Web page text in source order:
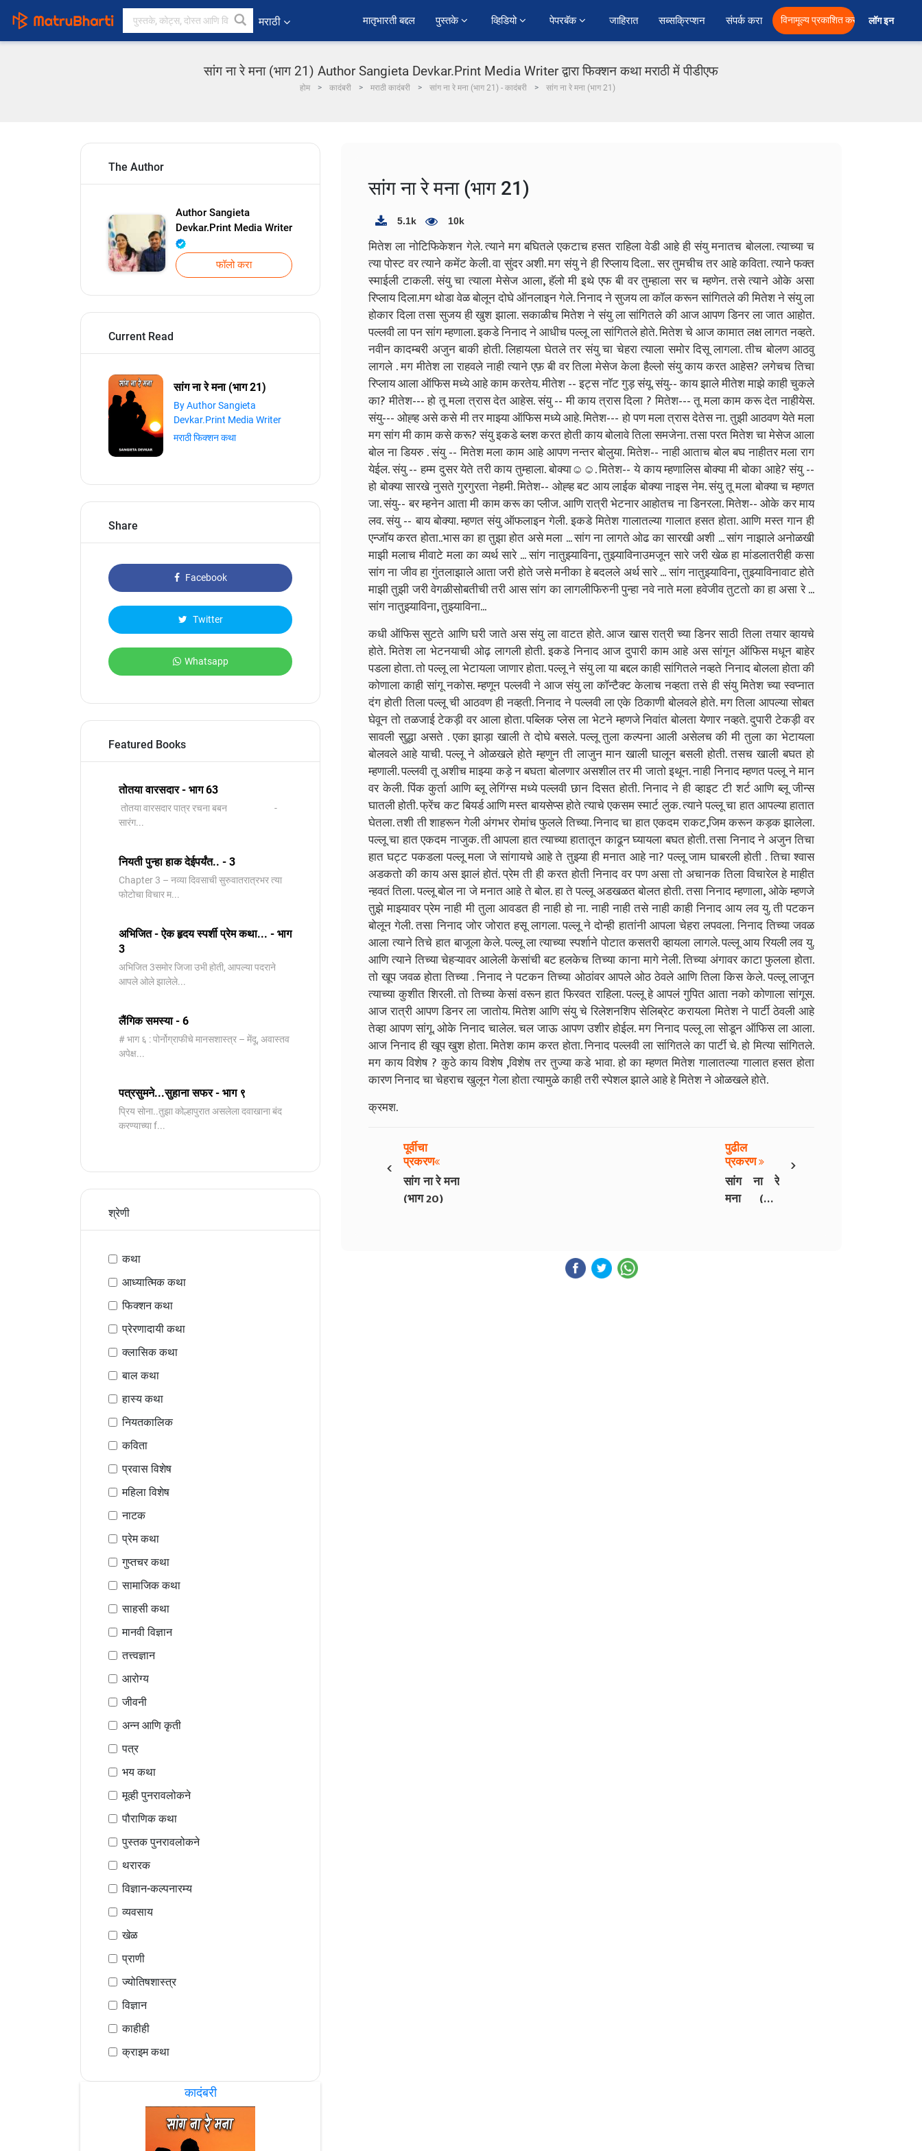
मराठी ﻿मातृभारती बद्दल पुस्तके व्हिडियो पेपरबॅक जाहिरात सब्सक्रिप्शन संपर्क करा विनामूल्य प्रकाशित करा लॉग इन
सांग ना रे मना (भाग 21) Author Sangieta Devkar.Print Media Writer द्वारा फिक्शन कथा मराठी में पीडीएफ
होम कादंबरी मराठी कादंबरी सांग ना रे मना (भाग 21) - कादंबरी सांग ना रे मना (भाग 21)
The Author
Author Sangieta
Devkar.Print Media Writer
फॉलो करा
Current Read
सांग ना रे मना (भाग 21)
By Author Sangieta
Devkar.Print Media Writer
मराठी फिक्शन कथा
Share
Facebook
Twitter
Whatsapp
Featured Books
तोतया वारसदार - भाग 63
तोतया वारसदार पात्र रचना बबन -
सारंग...
नियती पुन्हा हाक देईपर्यंत.. - 3
Chapter 3 – नव्या दिवसाची सुरुवातरात्रभर त्या
फोटोचा विचार म...
अभिजित - ऐक हृदय स्पर्शी प्रेम कथा... - भाग
3
️अभिजित ️3समोर जिजा उभी होती, आपल्या पदराने
आपले ओले झालेले...
लैंगिक समस्या - 6
# भाग ६ : पोर्नोग्राफीचे मानसशास्त्र – मेंदू, अवास्तव
अपेक्ष...
पत्रसुमने...सुहाना सफर - भाग ९
प्रिय सोना..तुझा कोल्हापुरात असलेला दवाखाना बंद
करण्याच्या f...
श्रेणी
कथा
आध्यात्मिक कथा
फिक्शन कथा
प्रेरणादायी कथा
क्लासिक कथा
बाल कथा
हास्य कथा
नियतकालिक
कविता
प्रवास विशेष
महिला विशेष
नाटक
प्रेम कथा
गुप्तचर कथा
सामाजिक कथा
साहसी कथा
मानवी विज्ञान
तत्त्वज्ञान
आरोग्य
जीवनी
अन्न आणि कृती
पत्र
भय कथा
मूव्ही पुनरावलोकने
पौराणिक कथा
पुस्तक पुनरावलोकने
थरारक
विज्ञान-कल्पनारम्य
व्यवसाय
खेळ
प्राणी
ज्योतिषशास्त्र
विज्ञान
काहीही
क्राइम कथा
कादंबरी
सांग ना रे मना (भाग 21)
5.1k 10k
मितेश ला नोटिफिकेशन गेले. त्याने मग बघितले एकटाच हसत राहिला वेडी आहे ही संयु मनातच बोलला. त्याच्या च
त्या पोस्ट वर त्याने कमेंट केली. वा सुंदर अशी. मग संयु ने ही रिप्लाय दिला.. सर तुमचीच तर आहे कविता. त्याने फक्त
स्माईली टाकली. संयु चा त्याला मेसेज आला, हॅलो मी इथे एफ बी वर तुम्हाला सर च म्हणेन. तसे त्याने ओके असा
रिप्लाय दिला.मग थोडा वेळ बोलून दोघे ऑनलाइन गेले. निनाद ने सुजय ला कॉल करून सांगितले की मितेश ने संयु ला
होकार दिला तसा सुजय ही खुश झाला. सकाळीच मितेश ने संयु ला सांगितले की आज आपण डिनर ला जात आहोत.
पल्लवी ला पन सांग म्हणाला. इकडे निनाद ने आधीच पल्लू ला सांगितले होते. मितेश चे आज कामात लक्ष लागत नव्हते.
नवीन कादम्बरी अजुन बाकी होती. लिहायला घेतले तर संयु चा चेहरा त्याला समोर दिसू लागला. तीच बोलण आठवु
लागले . मग मीतेश ला राहवले नाही त्याने एफ़ बी वर तिला मेसेज केला हैल्लो संयु काय करत आहेस? लगेचच तिचा
रिप्लाय आला ऑफिस मध्ये आहे काम करतेय. मीतेश -- इट्स नॉट गुड़ संयू. संयु-- काय झाले मीतेश माझे काही चुकले
का? मीतेश--- हो तू मला त्रास देत आहेस. संयु -- मी काय त्रास दिला ? मितेश--- तू मला काम करू देत नाहीयेस.
संयु--- ओह्ह असे कसे मी तर माझ्या ऑफिस मध्ये आहे. मितेश--- हो पण मला त्रास देतेस ना. तुझी आठवण येते मला
मग सांग मी काम कसे करू? संयु इकडे ब्लश करत होती काय बोलावे तिला समजेना. तसा परत मितेश चा मेसेज आला
बोल ना डियरु . संयु -- मितेश मला काम आहे आपण नन्तर बोलुया. मितेश-- नाही आताच बोल बघ नाहीतर मला राग
येईल. संयु -- हम्म दुसर येते तरी काय तुम्हाला. बोक्या☺️☺️. मितेश-- ये काय म्हणालिस बोक्या मी बोका आहे? संयु --
हो बोक्या सारखे नुसते गुरगुरता नेहमी. मितेश-- ओह्ह बट आय लाईक बोक्या नाइस नेम. संयु तू मला बोक्या च म्हणत
जा. संयु-- बर म्हनेन आता मी काम करू का प्लीज. आणि रात्री भेटनार आहोतच ना डिनरला. मितेश-- ओके कर माय
लव. संयु -- बाय बोक्या. म्हणत संयु ऑफलाइन गेली. इकडे मितेश गालातल्या गालात हसत होता. आणि मस्त गान ही
एन्जॉय करत होता..भास का हा तुझा होत असे मला ... सांग नालागते ओढ का सारखी अशी ... सांग नाझाले अनोळखी
माझी मलाच मीवाटे मला का व्यर्थ सारे ... सांग नातुझ्याविना, तुझ्याविनाउमजून सारे जरी खेळ हा मांडलातरीही कसा
सांग ना जीव हा गुंतलाझाले आता जरी होते जसे मनीका हे बदलले अर्थ सारे ... सांग नातुझ्याविना, तुझ्याविनावाट होते
माझी तुझी जरी वेगळीसोबतीची तरी आस सांग का लागलीफिरुनी पुन्हा नवे नाते मला हवेजीव तुटतो का हा असा रे ...
सांग नातुझ्याविना, तुझ्याविना...
कधी ऑफिस सुटते आणि घरी जाते अस संयु ला वाटत होते. आज खास रात्री च्या डिनर साठी तिला तयार व्हायचे
होते. मितेश ला भेटनयाची ओढ़ लागली होती. इकडे निनाद आज दुपारी काम आहे अस सांगून ऑफिस मधून बाहेर
पडला होता. तो पल्लू ला भेटायला जाणार होता.पल्लू ने संयु ला या बद्दल काही सांगितले नव्हते निनाद बोलला होता की
कोणाला काही सांगू नकोस. म्हणून पल्लवी ने आज संयु ला कॉन्टैक्ट केलाच नव्हता तसे ही संयु मितेश च्या स्वप्नात
दंग होती तिला पल्लू ची आठवण ही नव्हती. निनाद ने पल्लवी ला एके ठिकाणी बोलवले होते. मग तिला आपल्या सोबत
घेवून तो तळजाई टेकड़ी वर आला होता. पब्लिक प्लेस ला भेटने म्हणजे निवांत बोलता येणार नव्हते. दुपारी टेकड़ी वर
सावली सुद्धा असते . एका झाड़ा खाली ते दोघे बसले. पल्लू तुला कल्पना आली असेलच की मी तुला का भेटायला
बोलवले आहे याची. पल्लू ने ओळखले होते म्हणुन ती लाजुन मान खाली घालून बसली होती. तसच खाली बघत हो
म्हणाली. पल्लवी तू अशीच माझ्या कड़े न बघता बोलणार असशील तर मी जातो इथून. नाही निनाद म्हणत पल्लू ने मान
वर केली. पिंक कुर्ता आणि ब्लू लेगिंग्स मध्ये पल्लवी छान दिसत होती. निनाद ने ही व्हाइट टी शर्ट आणि ब्लू जीन्स
घातली होती. फ्रेंच कट बियर्ड आणि मस्त बायसेप्स होते त्याचे एकसम स्मार्ट लुक. त्याने पल्लू चा हात आपल्या हातात
घेतला. तशी ती शाहरून गेली अंगभर रोमांच फुलले तिच्या. निनाद चा हात एकदम राकट,जिम करून कड़क झालेला.
पल्लू चा हात एकदम नाजुक. ती आपला हात त्याच्या हातातून काढून घ्यायला बघत होती. तसा निनाद ने अजुन तिचा
हात घट्ट पकडला पल्लू मला जे सांगायचे आहे ते तुझ्या ही मनात आहे ना? पल्लू जाम घाबरली होती . तिचा श्वास
अडकतो की काय अस झालं होतं. प्रेम ती ही करत होती निनाद वर पण असा तो अचानक तिला विचारेल हे माहीत
न्हवतं तिला. पल्लू बोल ना जे मनात आहे ते बोल. हा ते पल्लू अडखळत बोलत होती. तसा निनाद म्हणाला, ओके म्हणजे
तुझे माझ्यावर प्रेम नाही मी तुला आवडत ही नाही हो ना. नाही नाही तसे नाही काही निनाद आय लव यु. ती पटकन
बोलून गेली. तसा निनाद जोर जोरात हसू लागला. पल्लू ने दोन्ही हातांनी आपला चेहरा लपवला. निनाद तिच्या जवळ
आला त्याने तिचे हात बाजूला केले. पल्लू ला त्याच्या स्पर्शाने पोटात कसतरी व्हायला लागले. पल्लू आय रियली लव यु.
आणि त्याने तिच्या चेहऱ्यावर आलेली केसांची बट हलकेच तिच्या काना मागे नेली. तिच्या अंगावर काटा फुलला होता.
तो खूप जवळ होता तिच्या . निनाद ने पटकन तिच्या ओठांवर आपले ओठ ठेवले आणि तिला किस केले. पल्लू लाजून
त्याच्या कुशीत शिरली. तो तिच्या केसां वरून हात फिरवत राहिला. पल्लू हे आपलं गुपित आता नको कोणाला सांगूस.
आज रात्री आपण डिनर ला जातोय. मितेश आणि संयु चे रिलेशनशिप सेलिब्रेट करायला मितेश ने पार्टी ठेवली आहे
तेव्हा आपण सांगू. ओके निनाद चालेल. चल जाऊ आपण उशीर होईल. मग निनाद पल्लू ला सोडून ऑफिस ला आला.
आज निनाद ही खूप खुश होता. मितेश काम करत होता. निनाद पल्लवी ला सांगितले का पार्टी चे. हो मित्या सांगितले.
मग काय विशेष ? कुठे काय विशेष ,विशेष तर तुज्या कडे भावा. हो का म्हणत मितेश गालातल्या गालात हसत होता
कारण निनाद चा चेहराच खुलून गेला होता त्यामुळे काही तरी स्पेशल झाले आहे हे मितेश ने ओळखले होते.
क्रमश.
‹
पूर्वीचा
प्रकरण
सांग ना रे मना
(भाग 20)
›
पुढील
प्रकरण
सांग ना रे
मना (भाग